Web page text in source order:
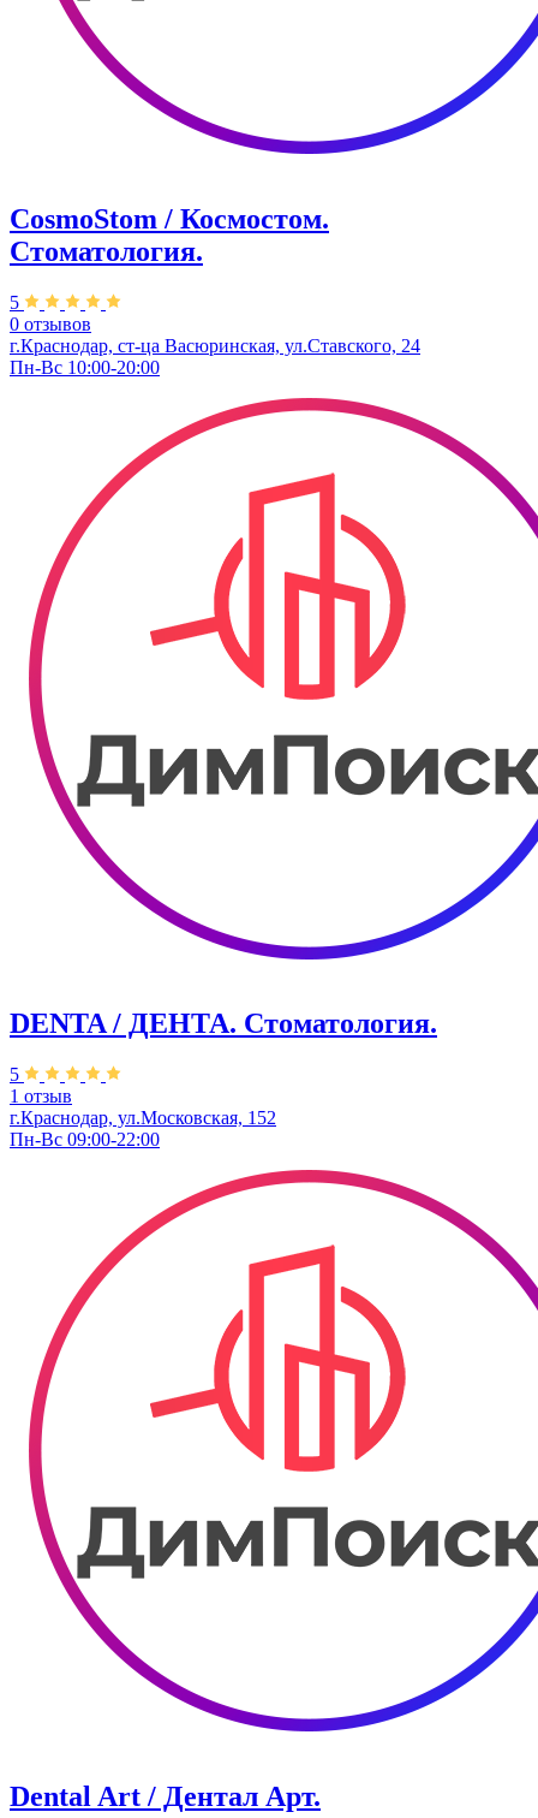
CosmoStom / Космостом.
Стоматология.
5
0 отзывов
г.Краснодар, ст-ца Васюринская, ул.Ставского, 24
Пн-Вс 10:00-20:00
DENTA / ДЕНТА. Стоматология.
5
1 отзыв
г.Краснодар, ул.Московская, 152
Пн-Вс 09:00-22:00
Dental Art / Дентал Арт.